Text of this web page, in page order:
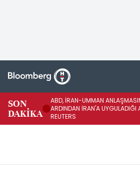
SON
DAKİKA
ABD, İRAN-UMMAN
ARDINDAN İRAN'A UYGULADIĞI
REUTERS